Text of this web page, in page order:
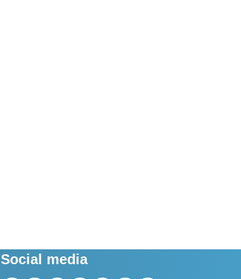
Social media